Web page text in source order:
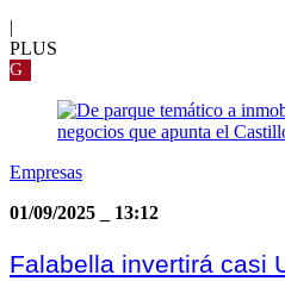
|
PLUS
G
Empresas
01/09/2025
13:12
Falabella invertirá casi